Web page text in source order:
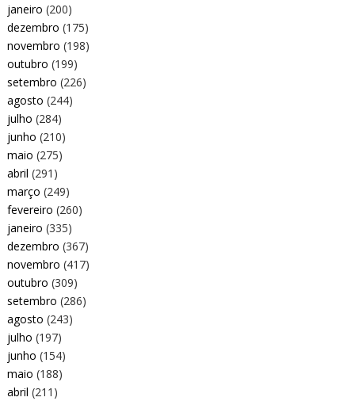
janeiro (200)
dezembro (175)
novembro (198)
outubro (199)
setembro (226)
agosto (244)
julho (284)
junho (210)
maio (275)
abril (291)
março (249)
fevereiro (260)
janeiro (335)
dezembro (367)
novembro (417)
outubro (309)
setembro (286)
agosto (243)
julho (197)
junho (154)
maio (188)
abril (211)